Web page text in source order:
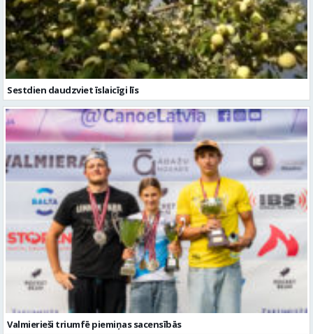
Sestdien daudzviet īslaicīgi līs
Valmierieši triumfē piemiņas sacensībās